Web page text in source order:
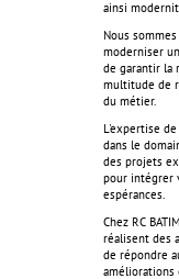
ainsi
Nous
moderniser
de garantir la
multitude de
du métier.
L'expertise
dans le
des projets
pour intégrer
espérances.
Chez RC
réalisent des
de répondre
améliorations